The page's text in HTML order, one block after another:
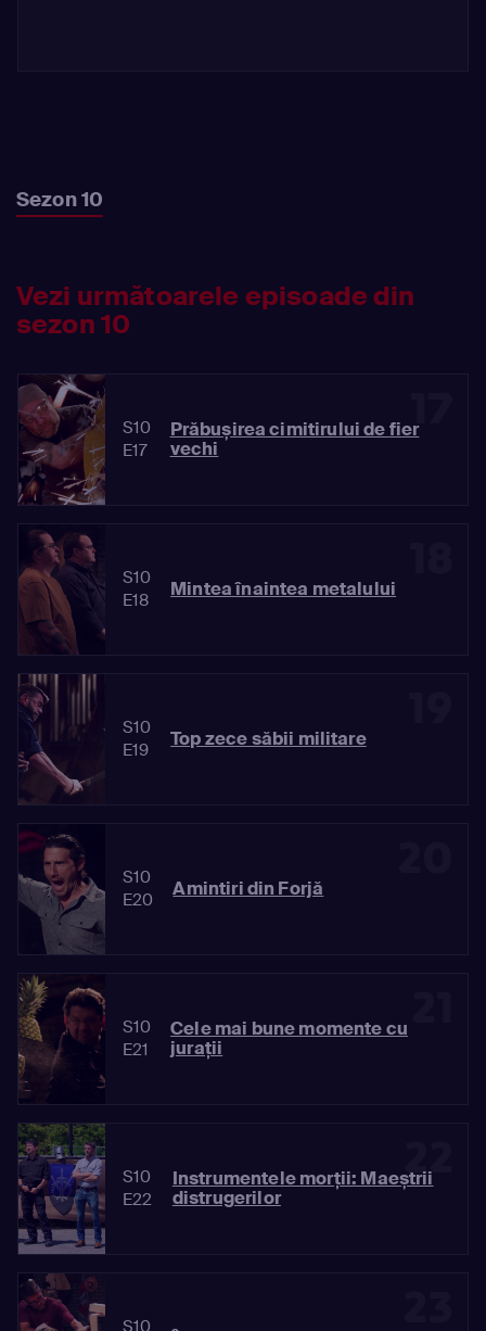
Sezon 10
Vezi următoarele episoade din
sezon 10
S10
E17
Prăbușirea cimitirului de fier
vechi
S10
E18
Mintea înaintea metalului
S10
E19
Top zece săbii militare
S10
E20
Amintiri din Forjă
S10
E21
Cele mai bune momente cu
jurații
22
S10
E22
Instrumentele morții: Maeștrii
distrugerilor
S10